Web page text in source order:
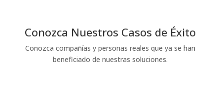
Conozca Nuestros Casos de Éxito
Conozca compañías y personas reales que ya se han
beneficiado de nuestras soluciones.